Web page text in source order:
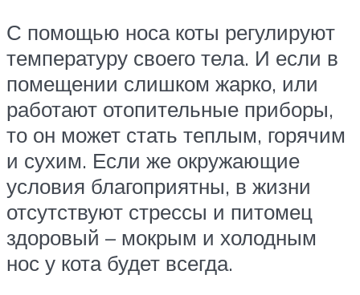
С помощью носа коты регулируют
температуру своего тела. И если в
помещении слишком жарко, или
работают отопительные приборы,
то он может стать теплым, горячим
и сухим. Если же окружающие
условия благоприятны, в жизни
отсутствуют стрессы и питомец
здоровый – мокрым и холодным
нос у кота будет всегда.